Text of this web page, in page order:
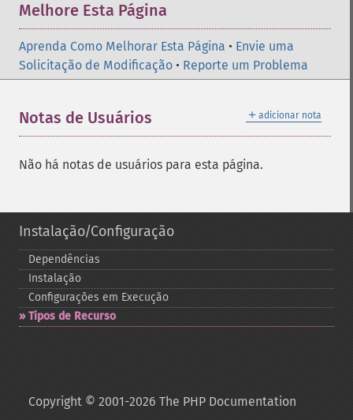
Melhore Esta Página
Aprenda Como Melhorar Esta Página • Envie uma
Solicitação de Modificação • Reporte um Problema
＋ adicionar nota
Notas de Usuários
Não há notas de usuários para esta página.
Instalação/Configuração
Dependências
Instalação
Configurações em Execução
Tipos de Recurso
Copyright © 2001-2026 The PHP Documentation